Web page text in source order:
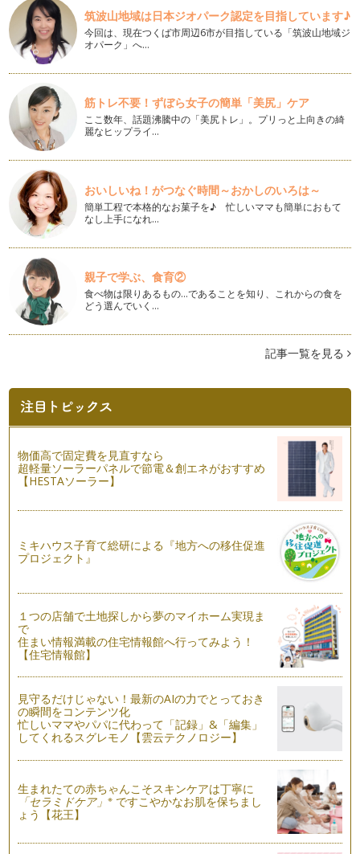
英語を学ぶ理由
今回の記事が、連載２年目のはじめての記事になります。これ
からも『英語を学ぶ』をトピックに、い…
連載を通して英語学習を思う
明けましておめでとうございます。みなさん素敵なお正月を過
ごされましたか？アメリカでは日本のよ…
英単語、カタカナで読みをふるべき？
英単語の発音を学んだとき、みなさんは聞いた『音』をどのよ
うにメモしていますか？ 「あっ、こう…
英語学習コミュニティーづくり
私には１２月で１歳半になる娘が一人います。日本人の私とア
メリカ人の主人、娘には日本語も英語も…
絵本購入ヘルプガイド
前回の記事で、まずは簡単な絵の多い本からはじめ、その本の
内容に関連性のあるものを次の本として…
英語の絵本の選び方
英語を子どもたちに身近に感じて欲しい、お家でも英語の練習
前回の記事は『ママの英語ブラッシュアップへの第一歩』と題
し、ママ自身が英語にもっと触れるため…
『子どもと一緒に、私も英語力をブラッシュアップしたい！』
と思っているママは結構多いと思います…
英語のリスニング力 その2
今回も英語のリスニング力についてのお話です。学校のリスニ
英語のリスニング力 その１
英語のリスニング力とは、英語を聞き理解する力ですが、とっ
ても奥深いものです。私がここで話す&…
言語学習を多面的に考える
先日、輝くママの一員である平松あずささんが主宰する『音の
教室カリヨン』と一緒に、音楽と英語の…
使える英語
お子様に英語を習得して欲しいと願っている保護者の皆様、み
なさんが習得して欲しいと願っている『…
子どもの英語教育に興味のあるママもそうでないママも、海外
の絵本に興味のある方は多いのではない…
英語教室の教科書：いる？いらない？
英語教室選びのポイントを以前紹介しましたが、そこで講師
（教室）の『レッスンスタイル』に注目す…
筑波山地域は日本ジオパーク認定を目指しています♪
今回は、現在つくば市周辺6市が目指している「筑波山地域ジ
オパーク」へ…
筋トレ不要！ずぼら女子の簡単「美尻」ケア
ここ数年、話題沸騰中の「美尻トレ」。プリっと上向きの綺
麗なヒップライ…
おいしいね！がつなぐ時間～おかしのいろは～
簡単工程で本格的なお菓子を♪ 忙しいママも簡単におもて
なし上手になれ…
親子で学ぶ、食育②
食べ物は限りあるもの…であることを知り、これからの食を
どう選んでいく…
記事一覧を見る
物価高で固定費を見直すなら
超軽量ソーラーパネルで節電＆創エネがおすすめ
【HESTAソーラー】
ミキハウス子育て総研による『地方への移住促進
プロジェクト』
１つの店舗で土地探しから夢のマイホーム実現ま
で
住まい情報満載の住宅情報館へ行ってみよう！
【住宅情報館】
見守るだけじゃない！最新のAIの力でとっておき
の瞬間をコンテンツ化
忙しいママやパパに代わって「記録」&「編集」
してくれるスグレモノ【雲云テクノロジー】
生まれたての赤ちゃんこそスキンケアは丁寧に
「セラミドケア」※ ですこやかなお肌を保ちまし
ょう【花王】